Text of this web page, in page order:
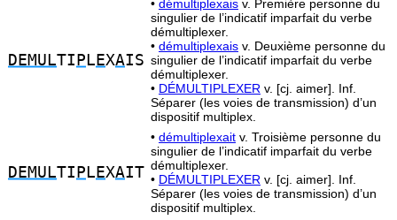
DEMULTI P L EXAIS
• démultiplexais v. Première personne du
singulier de l’indicatif imparfait du verbe
démultiplexer.
• démultiplexais v. Deuxième personne du
singulier de l’indicatif imparfait du verbe
démultiplexer.
• DÉMULTIPLEXER v. [cj. aimer]. Inf.
Séparer (les voies de transmission) d’un
dispositif multiplex.
DEMULTI P L EXAIT
• démultiplexait v. Troisième personne du
singulier de l’indicatif imparfait du verbe
démultiplexer.
• DÉMULTIPLEXER v. [cj. aimer]. Inf.
Séparer (les voies de transmission) d’un
dispositif multiplex.